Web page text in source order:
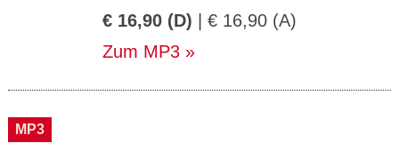
€ 16,90 (D) | € 16,90 (A)
Zum MP3
MP3